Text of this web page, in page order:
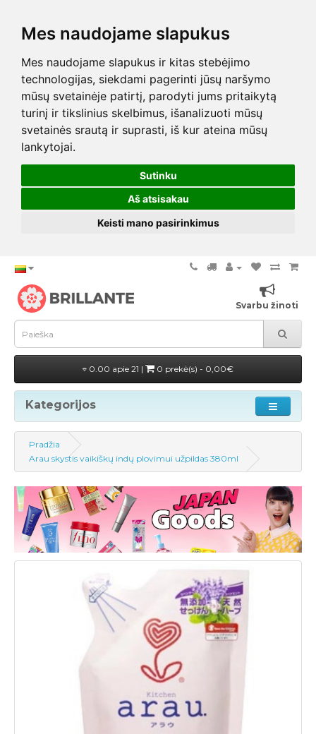
Mes naudojame slapukus
Mes naudojame slapukus ir kitas stebėjimo
technologijas, siekdami pagerinti jūsų naršymo
mūsų svetainėje patirtį, parodyti jums pritaikytą
turinį ir tikslinius skelbimus, išanalizuoti mūsų
svetainės srautą ir suprasti, iš kur ateina mūsų
lankytojai.
Sutinku
Aš atsisakau
Keisti mano pasirinkimus
Svarbu žinoti
0.00 apie 21 | 0 prekė(s) - 0,00€
Kategorijos
Pradžia
Arau skystis vaikiškų indų plovimui užpildas 380ml